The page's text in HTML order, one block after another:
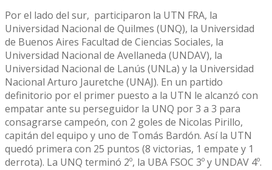
Por el lado del sur, participaron la UTN FRA, la
Universidad Nacional de Quilmes (UNQ), la Universidad
de Buenos Aires Facultad de Ciencias Sociales, la
Universidad Nacional de Avellaneda (UNDAV), la
Universidad Nacional de Lanús (UNLa) y la Universidad
Nacional Arturo Jauretche (UNAJ). En un partido
definitorio por el primer puesto a la UTN le alcanzó con
empatar ante su perseguidor la UNQ por 3 a 3 para
consagrarse campeón, con 2 goles de Nicolas Pirillo,
capitán del equipo y uno de Tomás Bardón. Así la UTN
quedó primera con 25 puntos (8 victorias, 1 empate y 1
derrota). La UNQ terminó 2º, la UBA FSOC 3º y UNDAV 4º.